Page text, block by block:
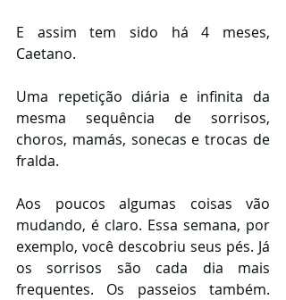
E assim tem sido há 4 meses,
Caetano.
Uma repetição diária e infinita da
mesma sequência de sorrisos,
choros, mamás, sonecas e trocas de
fralda.
Aos poucos algumas coisas vão
mudando, é claro. Essa semana, por
exemplo, você descobriu seus pés. Já
os sorrisos são cada dia mais
frequentes. Os passeios também.